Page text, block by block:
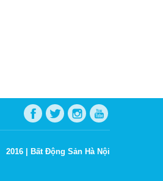
2016 | Bất Động Sản Hà Nội